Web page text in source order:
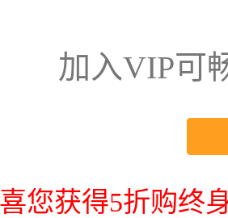
加入VIP可
您获得5折购终